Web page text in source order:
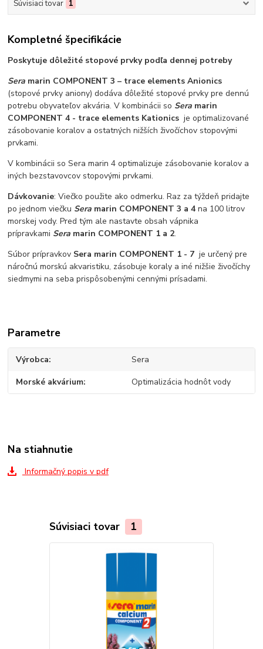
Súvisiaci tovar 1
Kompletné špecifikácie
Poskytuje dôležité stopové prvky podľa dennej potreby
Sera marin COMPONENT 3 – trace elements Anionics
(stopové prvky aniony) dodáva dôležité stopové prvky pre dennú
potrebu obyvateľov akvária. V kombinácii so Sera marin
COMPONENT 4 - trace elements Kationicsje optimalizované
zásobovanie koralov a ostatných nižších živočíchov stopovými
prvkami.
V kombinácii so Sera marin 4 optimalizuje zásobovanie koralov a
iných bezstavovcov stopovými prvkami.
Dávkovanie: Viečko použite ako odmerku. Raz za týždeň pridajte
po jednom viečku Sera marin COMPONENT 3 a 4 na 100 litrov
morskej vody. Pred tým ale nastavte obsah vápnika
prípravkami Sera marin COMPONENT 1 a 2.
Súbor prípravkov Sera marin COMPONENT 1 - 7je určený pre
náročnú morskú akvaristiku, zásobuje koraly a iné nižšie živočíchy
siedmymi na seba prispôsobenými cennými prísadami.
Parametre
Výrobca Sera
Morské akvárium Optimalizácia hodnôt vody
Na stiahnutie
Informačný popis v pdf
Súvisiaci tovar 1